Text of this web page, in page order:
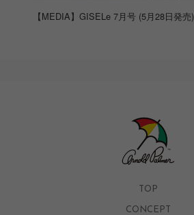
【MEDIA】GISELe 7月号 (5月28日発売)
TOP
CONCEPT